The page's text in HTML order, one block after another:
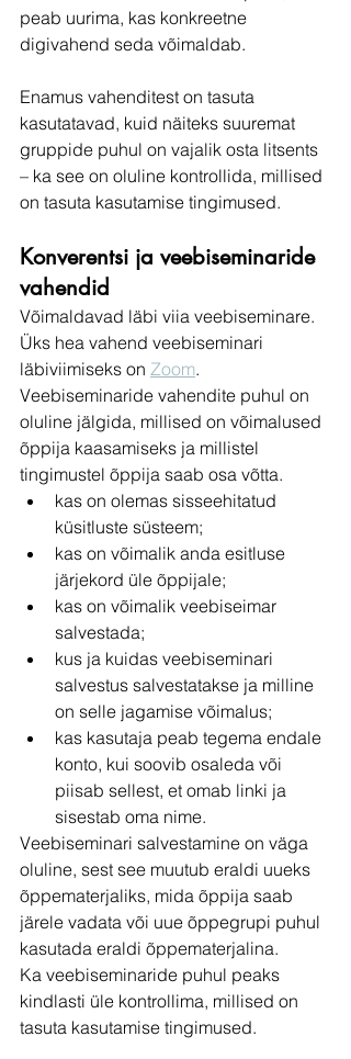
peab uurima, kas konkreetne
digivahend seda võimaldab.
Enamus vahenditest on tasuta
kasutatavad, kuid näiteks suuremat
gruppide puhul on vajalik osta litsents
– ka see on oluline kontrollida, millised
on tasuta kasutamise tingimused.
Konverentsi ja veebiseminaride
vahendid
Võimaldavad läbi viia veebiseminare.
Üks hea vahend veebiseminari
läbiviimiseks on Zoom.
Veebiseminaride vahendite puhul on
oluline jälgida, millised on võimalused
õppija kaasamiseks ja millistel
tingimustel õppija saab osa võtta.
kas on olemas sisseehitatud
küsitluste süsteem;
kas on võimalik anda esitluse
järjekord üle õppijale;
kas on võimalik veebiseimar
salvestada;
kus ja kuidas veebiseminari
salvestus salvestatakse ja milline
on selle jagamise võimalus;
kas kasutaja peab tegema endale
konto, kui soovib osaleda või
piisab sellest, et omab linki ja
sisestab oma nime.
Veebiseminari salvestamine on väga
oluline, sest see muutub eraldi uueks
õppematerjaliks, mida õppija saab
järele vadata või uue õppegrupi puhul
kasutada eraldi õppematerjalina.
Ka veebiseminaride puhul peaks
kindlasti üle kontrollima, millised on
tasuta kasutamise tingimused.